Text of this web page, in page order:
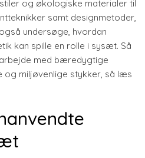
og økologiske materialer til
samt designmetoder,
undersøge, hvordan
kan spille en rolle i sysæt. Så
med bæredygtige
og miljøvenlige stykker, så læs